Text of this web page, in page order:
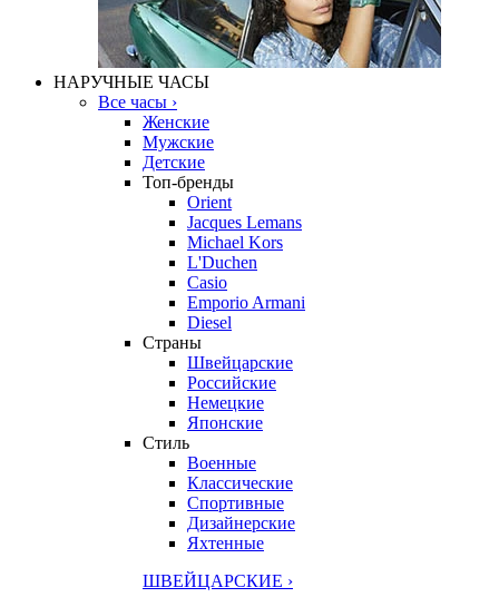
НАРУЧНЫЕ ЧАСЫ
Все часы ›
Женские
Мужские
Детские
Топ-бренды
Orient
Jacques Lemans
Michael Kors
L'Duchen
Casio
Emporio Armani
Diesel
Страны
Швейцарские
Российские
Немецкие
Японские
Стиль
Военные
Классические
Спортивные
Дизайнерские
Яхтенные
ШВЕЙЦАРСКИЕ ›